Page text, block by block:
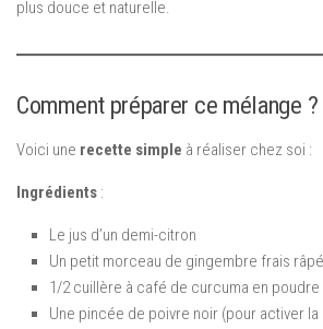
plus douce et naturelle.
Comment préparer ce mélange ?
Voici une recette simple à réaliser chez soi :
Ingrédients :
Le jus d’un demi-citron
Un petit morceau de gingembre frais
1/2 cuillère à café de curcuma en poudre
Une pincée de poivre noir (pour activer